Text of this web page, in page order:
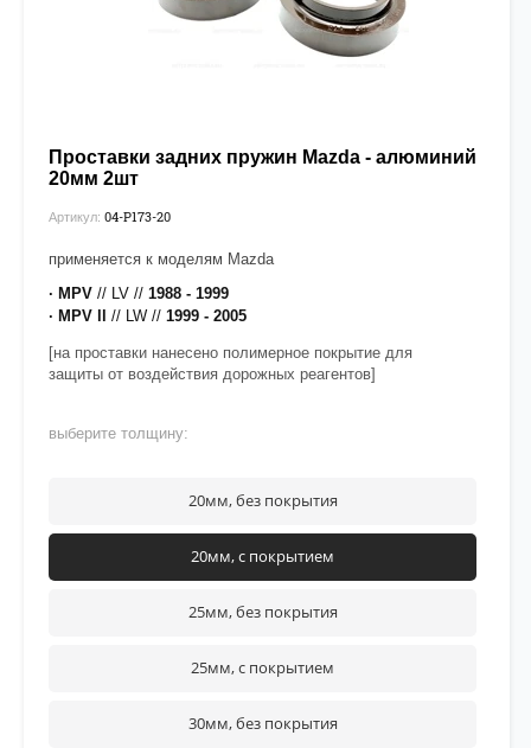
Проставки задних пружин Mazda - алюминий
20мм 2шт
Артикул: 04-P173-20
применяется к моделям Mazda
· MPV // LV // 1988 - 1999
· MPV ll // LW // 1999 - 2005
[на проставки нанесено полимерное покрытие для
защиты от воздействия дорожных реагентов]
выберите толщину:
20мм, без покрытия
20мм, с покрытием
25мм, без покрытия
25мм, с покрытием
30мм, без покрытия